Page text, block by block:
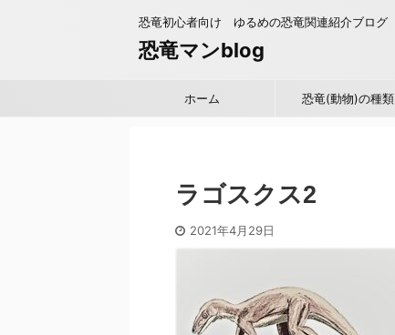
恐竜初心者向け ゆるめの恐竜関連紹介ブログ
恐竜マンblog
ホーム 恐竜(動物)の種類
ラゴスクス2
2021年4月29日